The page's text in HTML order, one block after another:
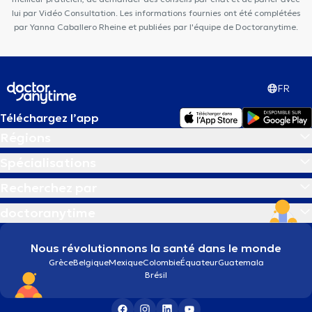
lui par Vidéo Consultation. Les informations fournies ont été complétées
par Yanna Caballero Rheine et publiées par l'équipe de Doctoranytime.
FR
Téléchargez l’app
Nous révolutionnons la santé dans le monde
GrèceBelgiqueMexiqueColombieÉquateurGuatemala
Brésil